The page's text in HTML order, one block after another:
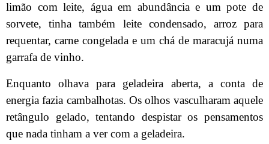
limão com leite, água em abundância e um pote de
sorvete, tinha também leite condensado, arroz para
requentar, carne congelada e um chá de maracujá numa
garrafa de vinho.
Enquanto olhava para geladeira aberta, a conta de
energia fazia cambalhotas. Os olhos vasculharam aquele
retângulo gelado, tentando despistar os pensamentos
que nada tinham a ver com a geladeira.